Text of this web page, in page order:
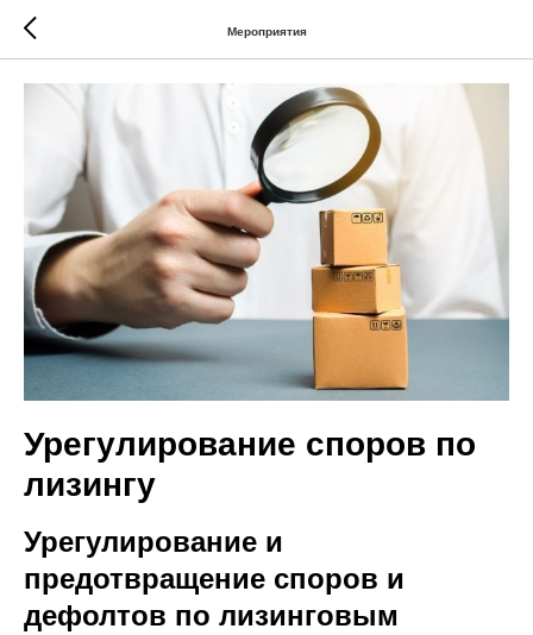
Мероприятия
Урегулирование споров по
лизингу
Урегулирование и
предотвращение споров и
дефолтов по лизинговым